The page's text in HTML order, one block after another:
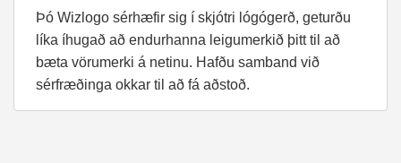
Þó Wizlogo sérhæfir sig í skjótri lógógerð, geturðu
líka íhugað að endurhanna leigumerkið þitt til að
bæta vörumerki á netinu. Hafðu samband við
sérfræðinga okkar til að fá aðstoð.